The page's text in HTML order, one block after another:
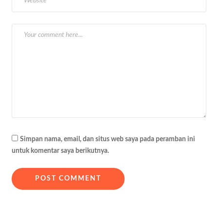
Simpan nama, email, dan situs web saya pada peramban ini
untuk komentar saya berikutnya.